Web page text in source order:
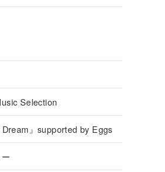
Selection
Dream』supported by Eggs